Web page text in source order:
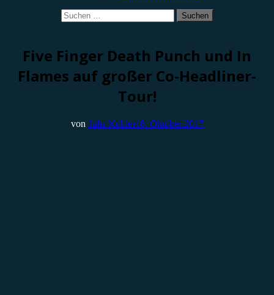
Suchen
nach:
Five Finger Death Punch und In
Flames auf großer Co-Headliner-
Tour!
von Julia Köhler16. Oktober 2017